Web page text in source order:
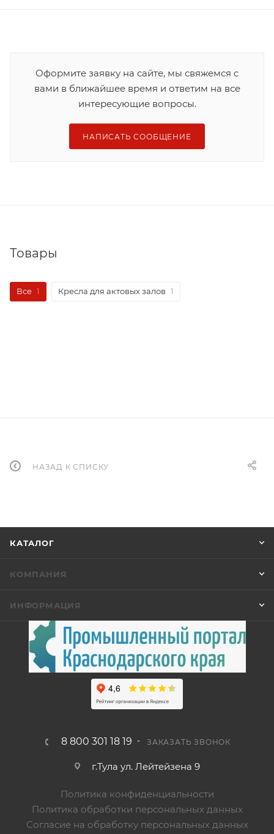
Оформите заявку на сайте, мы свяжемся с
вами в ближайшее время и ответим на все
интересующие вопросы.
НАПИСАТЬ СООБЩЕНИЕ
Товары
Все 1 Кресла для актовых залов 1
НАЗАД К СПИСКУ
КАТАЛОГ
КОМПАНИЯ
ИНФОРМАЦИЯ
8 800 301 18 19 ЗАКАЗАТЬ ЗВОНОК
г.Тула ул. Лейтейзена 9
Политика конфиденциальности
Политика обработки персональных данных
Согласие на обработку персональных данных